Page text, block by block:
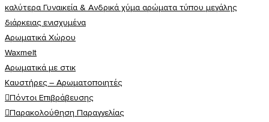
Αρωματικά Χώρου
Waxmelt
Αρωματικά με στικ
Καυστήρες – Αρωματοποιητές
Πόντοι Επιβράβευσης
Παρακολούθηση Παραγγελίας